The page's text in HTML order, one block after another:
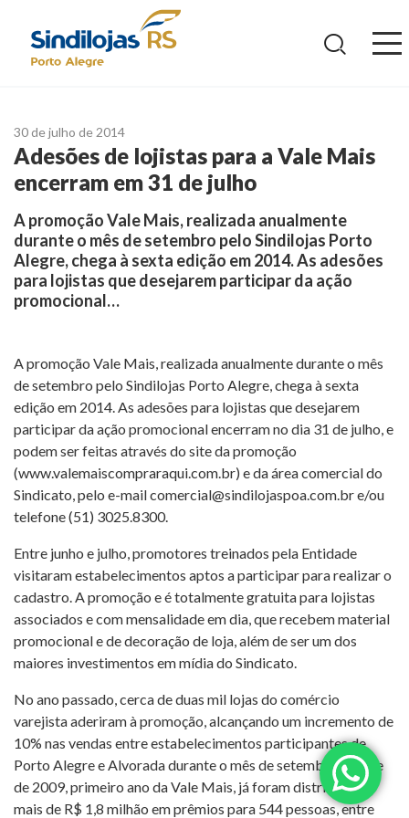
30 de julho de 2014
Adesões de lojistas para a Vale Mais
encerram em 31 de julho
A promoção Vale Mais, realizada anualmente
durante o mês de setembro pelo Sindilojas Porto
Alegre, chega à sexta edição em 2014. As adesões
para lojistas que desejarem participar da ação
promocional…
A promoção Vale Mais, realizada anualmente durante o mês
de setembro pelo Sindilojas Porto Alegre, chega à sexta
edição em 2014. As adesões para lojistas que desejarem
participar da ação promocional encerram no dia 31 de julho, e
podem ser feitas através do site da promoção
(www.valemaiscompraraqui.com.br) e da área comercial do
Sindicato, pelo e-mailcomercial@sindilojaspoa.com.bre/ou
telefone (51) 3025.8300.
Entre junho e julho, promotores treinados pela Entidade
visitaram estabelecimentos aptos a participar para realizar o
cadastro. A promoção e é totalmente gratuita para lojistas
associados e com mensalidade em dia, que recebem material
promocional e de decoração de loja, além de ser um dos
maiores investimentos em mídia do Sindicato.
No ano passado, cerca de duas mil lojas do comércio
varejista aderiram à promoção, alcançando um incremento de
10% nas vendas entre estabelecimentos participantes de
Porto Alegre e Alvorada durante o mês de setembro. Desde
de 2009, primeiro ano da Vale Mais, já foram distribuídos
mais de R$ 1,8 milhão em prêmios para 544 pessoas, entre